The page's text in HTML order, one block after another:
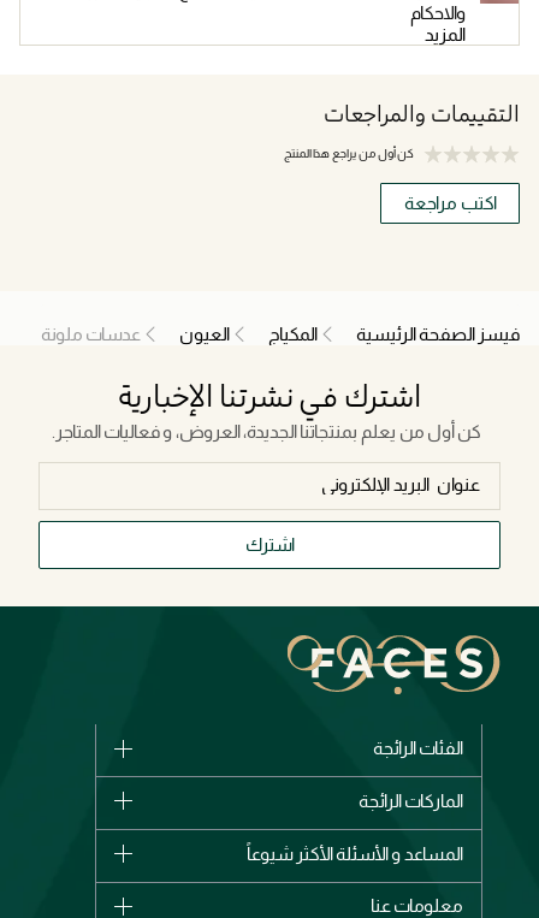
والاحكام
المزيد
التقييمات والمراجعات
كن أول من يراجع هذا المنتج
اكتب مراجعة
فيسز الصفحة الرئيسية المكياج العيون عدسات ملونة
اشترك في نشرتنا الإخبارية
كن أول من يعلم بمنتجاتنا الجديدة، العروض، و فعاليات المتاجر.
اشترك
الفئات الرائجة
الأكثر مبيعاً
اشترِ بطاقة هدية
الماركات الرائجة
بربري
المساعد و الأسئلة الأكثر شيوعاً
معلومات عنا